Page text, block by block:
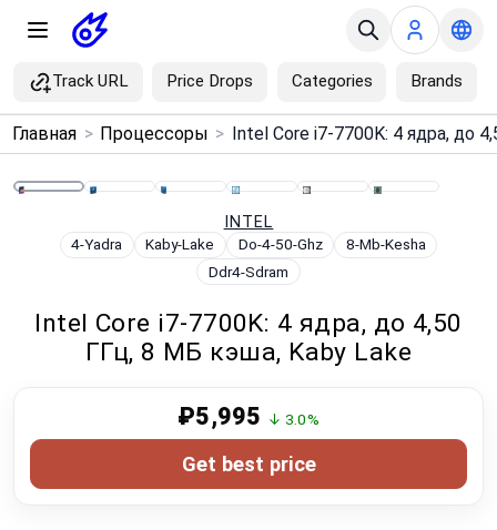
Track URL Price Drops Categories Brands
Menu ×
Price Drops
Brands
Главная > Процессоры >
INTEL
4-Yadra Kaby-Lake Do-4-50-Ghz
8-Mb-Kesha
Ddr4-Sdram
Intel Core i7-7700K: 4 ядра, до 4,50
ГГц, 8 МБ кэша, Kaby Lake
₽5,995 ↓ 3.0%
Get best price